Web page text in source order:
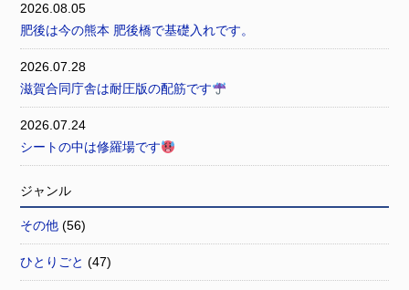
2026.08.05
肥後は今の熊本 肥後橋で基礎入れです。
2026.07.28
滋賀合同庁舎は耐圧版の配筋です
2026.07.24
シートの中は修羅場です
ジャンル
その他 (56)
ひとりごと (47)